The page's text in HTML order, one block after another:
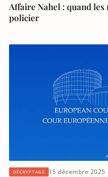
Affaire Nahel : quand les
policier
DÉCRYPTAGE 15 décembre 2025